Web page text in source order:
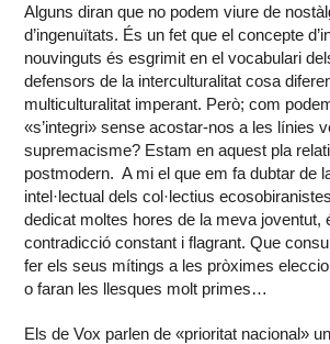
Alguns diran que no podem viure de
d’ingenuïtats. És un fet que el concepte
nouvinguts és esgrimit en el vocabulari
defensors de la interculturalitat cosa
multiculturalitat imperant. Però; com
«s’integri» sense acostar-nos a les línies
supremacisme? Estam en aquest pla
postmodern. A mi el que em fa dubtar de
intel·lectual dels col·lectius
dedicat moltes hores de la meva joventut,
contradicció constant i flagrant. Que
fer els seus mítings a les pròximes
o faran les llesques molt primes…
Els de Vox parlen de «prioritat nacional»